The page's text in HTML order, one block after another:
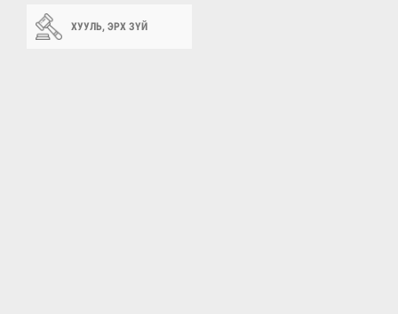
ХУУЛЬ, ЭРХ ЗҮЙ